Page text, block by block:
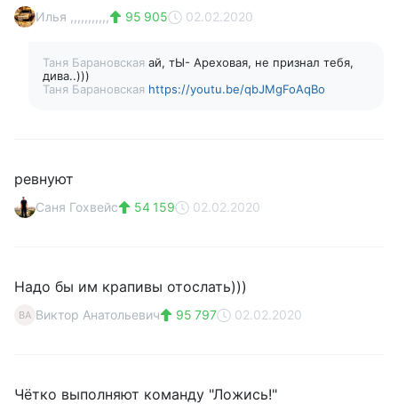
Илья ,,,,,,,,,,, 95 905 02.02.2020
Таня Барановская ай, тЫ- Ареховая, не признал тебя,
дива..)))
Таня Барановская https://youtu.be/qbJMgFoAqBo
ревнуют
Саня Гохвейс 54 159 02.02.2020
Надо бы им крапивы отослать)))
ВА Виктор Анатольевич 95 797 02.02.2020
Чётко выполняют команду "Ложись!"